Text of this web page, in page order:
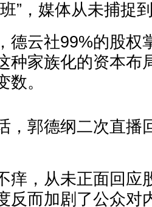
”，媒体从未捕捉
德云社99%的股权
种家族化的资本布
。
，郭德纲二次直播
痒，从未正面回应
反而加剧了公众对